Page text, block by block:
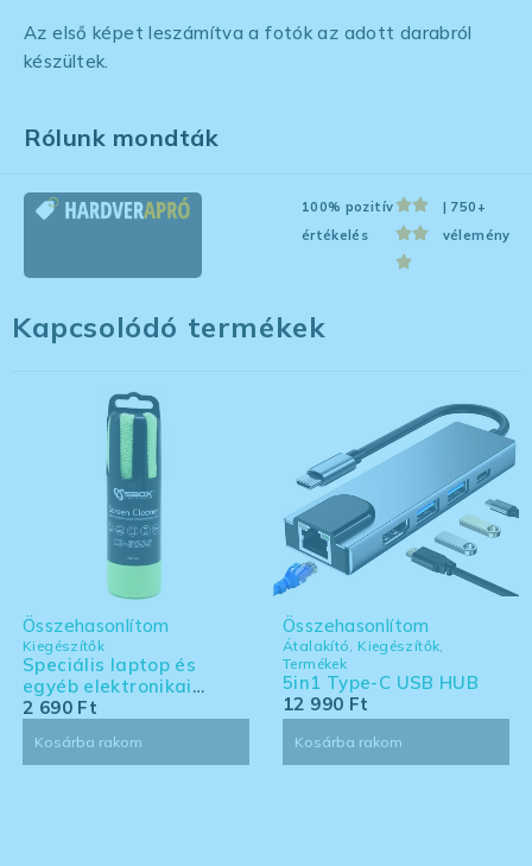
Az első képet leszámítva a fotók az adott darabról
készültek.
Rólunk mondták
100% pozitív
értékelés
| 750+
vélemény
Kapcsolódó termékek
Kiegészítők
Speciális laptop és
egyéb elektronikai
eszköz tisztító készlet -
Összehasonlítom
2 690 Ft
Kosárba rakom
Átalakító Kiegészítők
Termékek
5in1 Type-C USB HUB
Összehasonlítom
12 990 Ft
Kosárba rakom